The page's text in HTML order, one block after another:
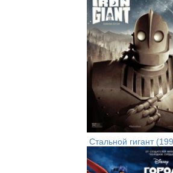
Стальной гигант